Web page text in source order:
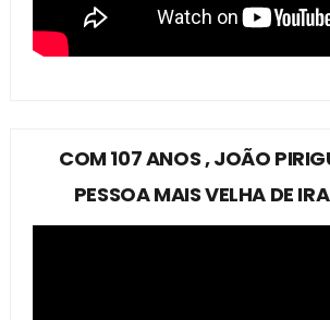
COM 107 ANOS , JOÃO
PESSOA MAIS VELHA DE